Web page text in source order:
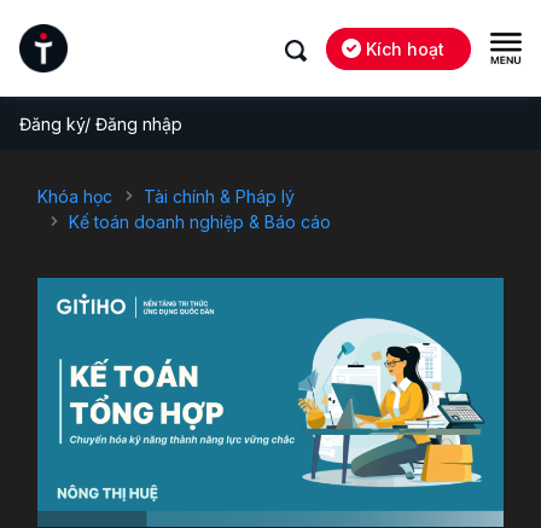
Kích hoạt
Đăng ký/ Đăng nhập
Khóa học
Tài chính & Pháp lý
Kế toán doanh nghiệp & Báo cáo